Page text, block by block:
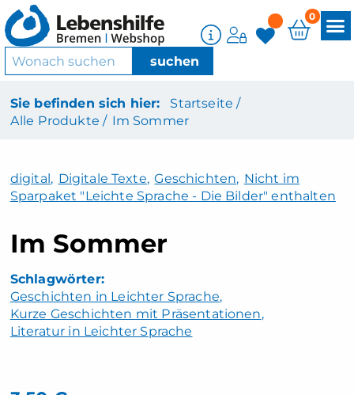
0
Sie befinden sich hier:
Startseite /
Alle Produkte / Im Sommer
digital, Digitale Texte, Geschichten, Nicht im
Sparpaket "Leichte Sprache - Die Bilder" enthalten
Im Sommer
Geschichten in Leichter Sprache
Kurze Geschichten mit Präsentationen
Literatur in Leichter Sprache